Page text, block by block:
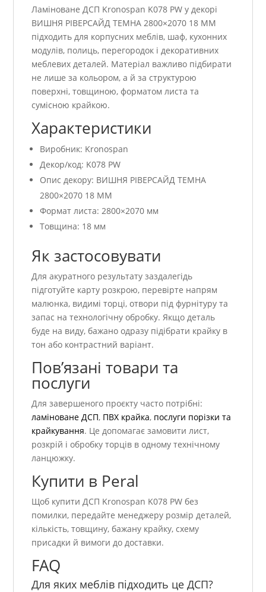
Ламіноване ДСП Kronospan K078 PW у декорі
ВИШНЯ РІВЕРСАЙД ТЕМНА 2800×2070 18 ММ
підходить для корпусних меблів, шаф, кухонних
модулів, полиць, перегородок і декоративних
меблевих деталей. Матеріал важливо підбирати
не лише за кольором, а й за структурою
поверхні, товщиною, форматом листа та
сумісною крайкою.
Характеристики
Виробник: Kronospan
Декор/код: K078 PW
Опис декору: ВИШНЯ РІВЕРСАЙД ТЕМНА
2800×2070 18 ММ
Формат листа: 2800×2070 мм
Товщина: 18 мм
Як застосовувати
Для акуратного результату заздалегідь
підготуйте карту розкрою, перевірте напрям
малюнка, видимі торці, отвори під фурнітуру та
запас на технологічну обробку. Якщо деталь
буде на виду, бажано одразу підібрати крайку в
тон або контрастний варіант.
Пов’язані товари та
послуги
Для завершеного проєкту часто потрібні:
ламіноване ДСП, ПВХ крайка, послуги порізки та
крайкування. Це допомагає замовити лист,
розкрій і обробку торців в одному технічному
ланцюжку.
Купити в Peral
Щоб купити ДСП Kronospan K078 PW без
помилки, передайте менеджеру розмір деталей,
кількість, товщину, бажану крайку, схему
присадки й вимоги до доставки.
FAQ
Для яких меблів підходить це ДСП?